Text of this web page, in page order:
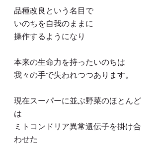
品種改良という名目で
いのちを自我のままに
操作するようになり
本来の生命力を持ったいのちは
我々の手で失われつつあります。
現在スーパーに並ぶ野菜のほとんど
は
ミトコンドリア異常遺伝子を掛け合
わせた